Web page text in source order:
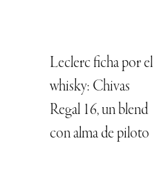
Leclerc ficha por el
whisky: Chivas
Regal 16, un blend
con alma de piloto